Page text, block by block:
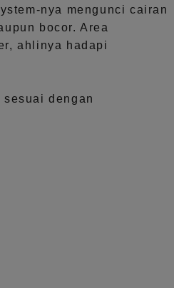
-nya mengunci cairan
bocor. Area
ahlinya hadapi
dengan